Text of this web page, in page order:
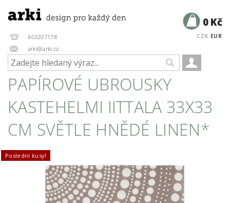
603207178
arki@arki.cz
CZK EUR
0 Kč
PAPÍROVÉ UBROUSKY
KASTEHELMI IITTALA 33X33
CM SVĚTLE HNĚDÉ LINEN*
Poslední kusy!